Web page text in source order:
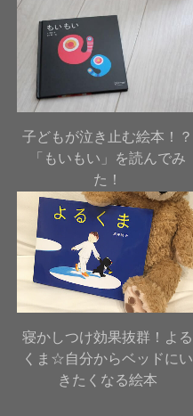
子どもが泣き止む絵本！？
「もいもい」を読んでみ
た！
寝かしつけ効果抜群！よる
くま☆自分からベッドにい
きたくなる絵本